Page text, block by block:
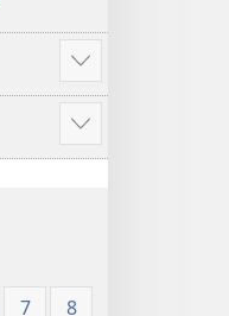
Show
more
Show
more
7
8